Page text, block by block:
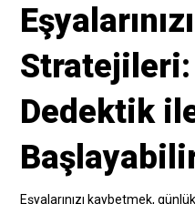
Dedektik ile
Eşyalarınızı kaybetmek,